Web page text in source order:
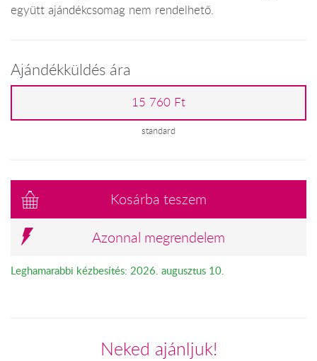
együtt ajándékcsomag nem rendelhető.
Ajándékküldés ára
15 760 Ft
standard
Kosárba teszem
Azonnal megrendelem
Leghamarabbi kézbesítés: 2026. augusztus 10.
Neked ajánljuk!